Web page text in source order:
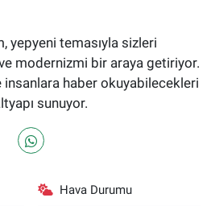
yepyeni temasıyla sizleri
modernizmi bir araya getiriyor.
insanlara haber okuyabilecekleri
sunuyor.
Hava Durumu